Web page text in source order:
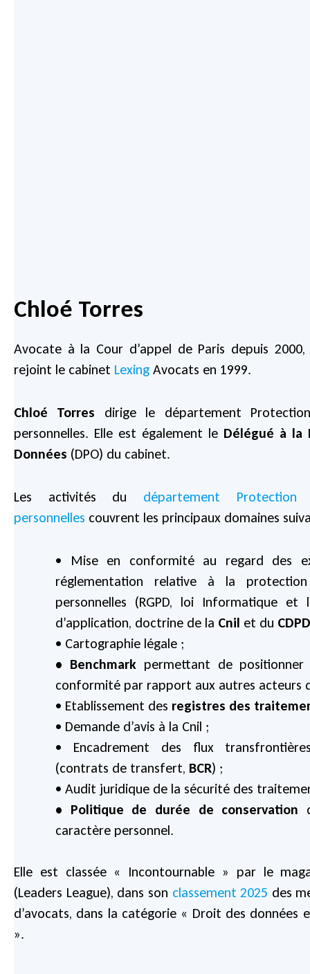
Chloé Torres
Avocate à la Cour d’appel de Paris depuis
rejoint le cabinet Lexing Avocats en 1999.
Chloé Torres dirige le département
personnelles. Elle est également le Délégué à la
Données (DPO) du cabinet.
Les activités du département Protection
personnelles couvrent les principaux domaines
• Mise en conformité au regard des
réglementation relative à la
personnelles (RGPD, loi Informatique et
d’application, doctrine de la Cnil et du CDPD
• Cartographie légale ;
• Benchmarkpermettant de positionner
conformité par rapport aux autres acteurs
• Etablissement des registres des
• Demande d’avis à la Cnil ;
• Encadrement des flux
(contrats de transfert, BCR) ;
• Audit juridique de la sécurité des
• Politique de durée de conservation
caractère personnel.
Elle est classée « Incontournable » par le
(Leaders League), dans son classement 2025 des
d’avocats, dans la catégorie « Droit des données
».